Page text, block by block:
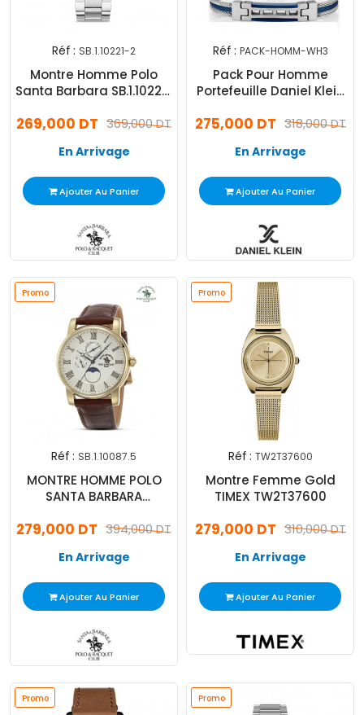
Réf : SB.1.10221-2
Montre Homme Polo
Santa Barbara SB.1.10221-
369,000 DT
269,000 DT
En Arrivage
Ajouter Au Panier
Réf : PACK-HOMM-WH3
Pack Pour Homme
Portefeuille Daniel Klein
Daniel Klein + Montre
318,000 DT
275,000 DT
En Arrivage
Ajouter Au Panier
Promo
Réf : SB.1.10087.5
MONTRE HOMME POLO
SANTA BARBARA
394,000 DT
279,000 DT
En Arrivage
Ajouter Au Panier
Promo
Réf : TW2T37600
Montre Femme Gold
TIMEX TW2T37600
310,000 DT
279,000 DT
En Arrivage
Ajouter Au Panier
Promo Promo
Promo